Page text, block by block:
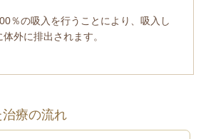
％の吸入を行うことにより、吸入し
外に排出されます。
療の流れ